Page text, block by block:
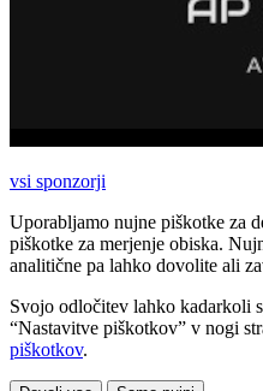
vsi sponzorji
Uporabljamo nujne piškotke za
piškotke za merjenje obiska.
analitične pa lahko dovolite ali
Svojo odločitev lahko kadarkoli
“Nastavitve piškotkov” v nogi
piškotkov.